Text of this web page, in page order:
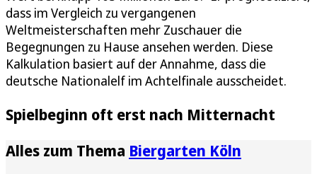
dass im Vergleich zu vergangenen
Weltmeisterschaften mehr Zuschauer die
Begegnungen zu Hause ansehen werden. Diese
Kalkulation basiert auf der Annahme, dass die
deutsche Nationalelf im Achtelfinale ausscheidet.
Spielbeginn oft erst nach Mitternacht
Alles zum Thema Biergarten Köln